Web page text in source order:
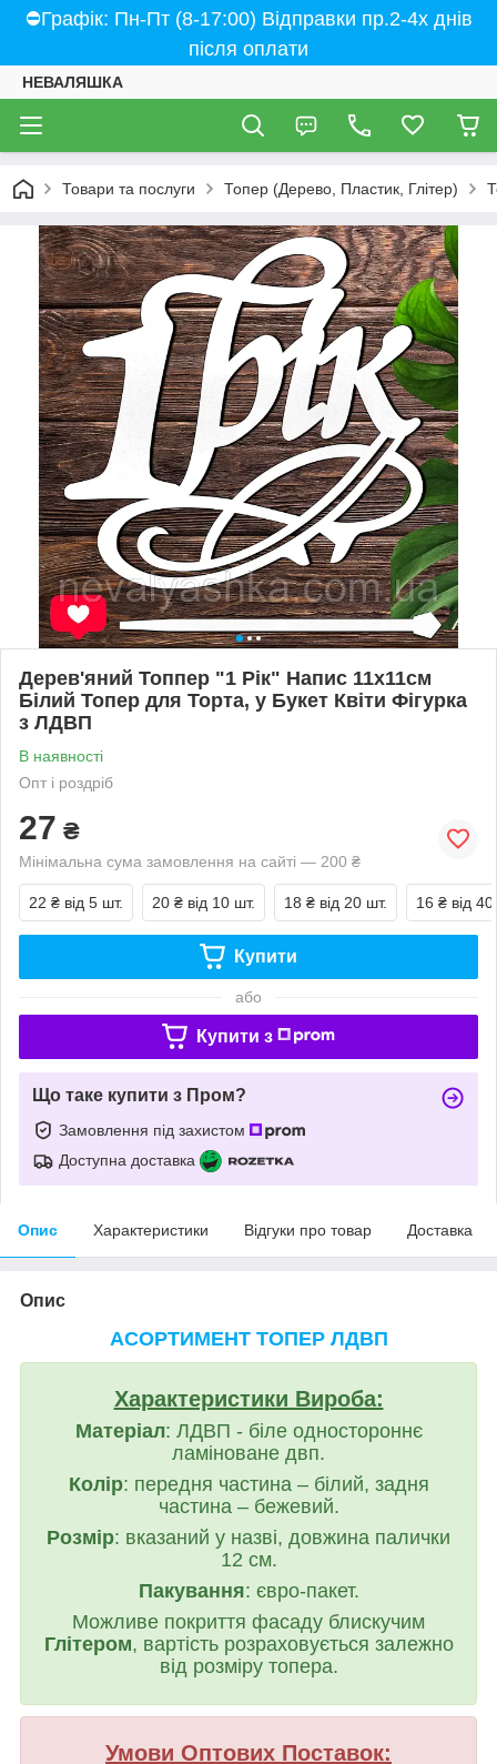
⛔Графік: Пн-Пт (8-17:00) Відправки пр.2-4х днів
після оплати
НЕВАЛЯШКА
Товари та послуги Топер (Дерево, Пластик, Глітер)
Дерев'яний Топпер "1 Рік" Напис 11х11см
Білий Топер для Торта, у Букет Квіти Фігурка
з ЛДВП
В наявності
Опт і роздріб
27 ₴
Мінімальна сума замовлення на сайті — 200 ₴
22 ₴ від 5 шт. 20 ₴ від 10 шт. 18 ₴ від 20 шт. 16 ₴ від
Купити
або
Купити з
Що таке купити з Пром?
Замовлення під захистом
Доступна доставка
Опис Характеристики Відгуки про товар Доставка
Опис
АСОРТИМЕНТ ТОПЕР ЛДВП
Характеристики Вироба:
Матеріал: ЛДВП - біле одностороннє
ламіноване двп.
Колір: передня частина – білий, задня
частина – бежевий.
Розмір: вказаний у назві, довжина палички
12 см.
Пакування: євро-пакет.
Можливе покриття фасаду блискучим
Глітером, вартість розраховується залежно
від розміру топера.
Умови Оптових Поставок: